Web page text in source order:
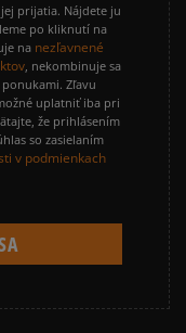
prijatia. Nájdete ju
po kliknutí na
na nezľavnené
, nekombinuje sa
Zľavu
uplatniť iba pri
že prihlásením
so zasielaním
v podmienkach